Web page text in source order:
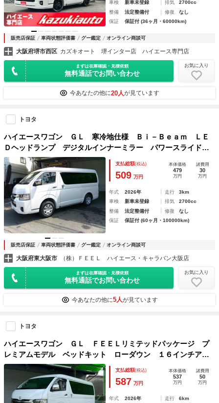
車検
新車未登録 排気
2700cc
整備
法定整備付 修復
なし
保証
保証付 (36ヶ月・60000km)
販売店保証 車両状態評価書 グー鑑定 オンライン商談可
大阪府堺市西区 カズキオート 堺インター店 ハイエース専門店
まずは在庫確認・見積依頼
無料通話でお問い合わせ
お気に入り
今あなたの他に20人が見ています
トヨタ
ハイエースワゴン ＧＬ 寒冷地仕様 Ｂｉ－Ｂｅａｍ ＬＥ
Ｄヘッドランプ デジタルインナーミラー パワースライドド
ア レーダークルーズコントロール ８インチディスプレイオ
ーディオ マルチインフォメーションディスプレイ
支払総額(税込)
509 万円
本体価格
479
万円
諸費用
30
万円
年式 2026年 走行
3km
車検
新車未登録 排気
2700cc
整備
法定整備付 修復
なし
保証
保証付 (60ヶ月・100000km)
販売店保証 車両状態評価書 グー鑑定 オンライン商談可
大阪府東大阪市 （株）ＦＥＥＬ ハイエース・キャラバン大阪店
まずは在庫確認・見積依頼
無料通話でお問い合わせ
お気に入り
今あなたの他に5人が見ています
トヨタ
ハイエースワゴン ＧＬ ＦＥＥＬリミテッドパッケージ プ
レミアムモデル ベッドキット ローダウン １６インチアル
ミ フロントスポイラー バケットシートカバー コンフォー
トショック
支払総額(税込)
587 万円
本体価格
537
万円
諸費用
50
万円
年式 2026年 走行 6km